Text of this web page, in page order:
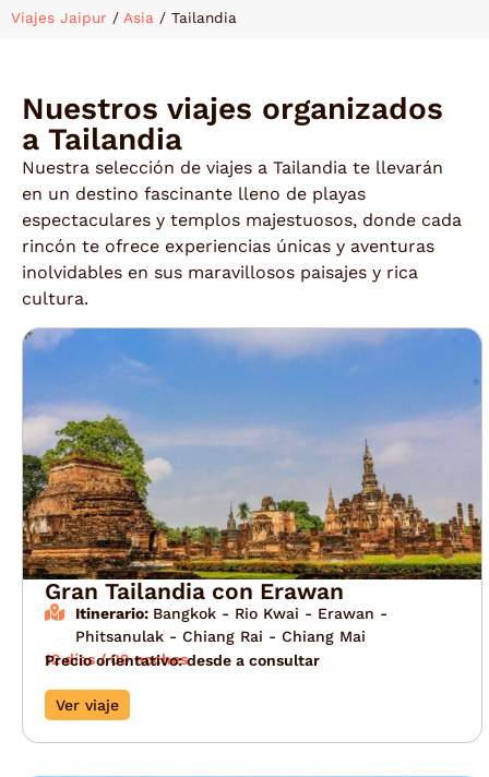
Viajes Jaipur / Asia / Tailandia
Nuestros viajes organizados
a Tailandia
Nuestra selección de viajes a Tailandia te llevarán
en un destino fascinante lleno de playas
espectaculares y templos majestuosos, donde cada
rincón te ofrece experiencias únicas y aventuras
inolvidables en sus maravillosos paisajes y rica
cultura.
Gran Tailandia con Erawan
Itinerario: Bangkok - Rio Kwai - Erawan -
Phitsanulak - Chiang Rai - Chiang Mai
12 días / 09 noches
Precio orientativo: desde a consultar
Ver viaje